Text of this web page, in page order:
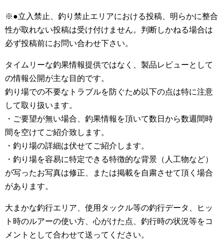
※●立入禁止、釣り禁止エリアにおける投稿、明らかに整合
性が取れない投稿は受け付けません。判断しかねる場合は
必ず投稿前にお問い合わせ下さい。
タイムリーな釣果情報提供ではなく、製品レビューとして
の情報公開が主な目的です。
釣り場での不要なトラブルを防ぐため以下の点は特に注意
して取り扱います。
・ご要望が無い場合、釣果情報を頂いて数日から数週間時
間を空けてご紹介致します。
・釣り場の詳細は伏せてご紹介します。
・釣り場を容易に特定できる特徴的な背景（人工物など）
が写ったお写真は修正、または掲載を自粛させて頂く場合
があります。
大まかな釣行エリア、使用タックル等の釣行データ、ヒッ
ト時のルアーの使い方、心がけた点、釣行時の状況等をコ
メントとして合わせて送ってください。